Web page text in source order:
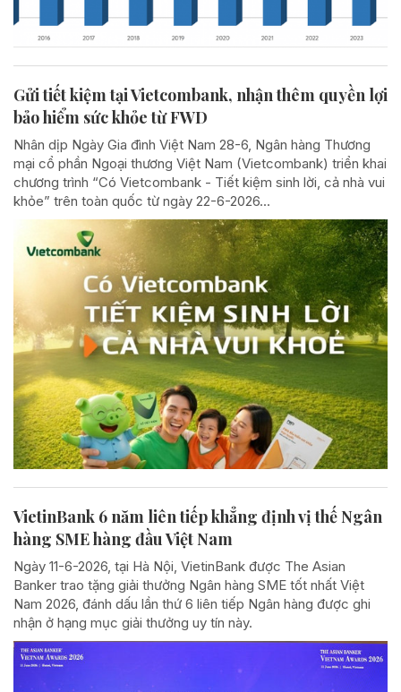
Gửi tiết kiệm tại Vietcombank, nhận thêm quyền lợi
bảo hiểm sức khỏe từ FWD
Nhân dịp Ngày Gia đình Việt Nam 28-6, Ngân hàng Thương
mại cổ phần Ngoại thương Việt Nam (Vietcombank) triển khai
chương trình “Có Vietcombank - Tiết kiệm sinh lời, cả nhà vui
khỏe” trên toàn quốc từ ngày 22-6-2026...
VietinBank 6 năm liên tiếp khẳng định vị thế Ngân
hàng SME hàng đầu Việt Nam
Ngày 11-6-2026, tại Hà Nội, VietinBank được The Asian
Banker trao tặng giải thưởng Ngân hàng SME tốt nhất Việt
Nam 2026, đánh dấu lần thứ 6 liên tiếp Ngân hàng được ghi
nhận ở hạng mục giải thưởng uy tín này.